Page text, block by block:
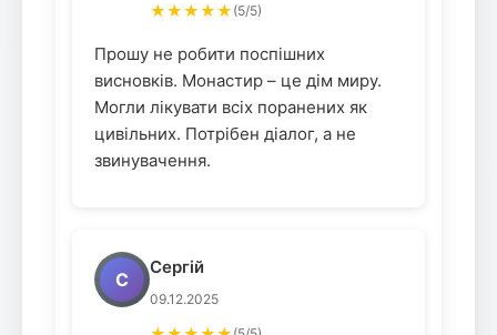
★★★★★ (5/5)
Прошу не робити поспішних
висновків. Монастир – це дім миру.
Могли лікувати всіх поранених як
цивільних. Потрібен діалог, а не
звинувачення.
С
Сергій
09.12.2025